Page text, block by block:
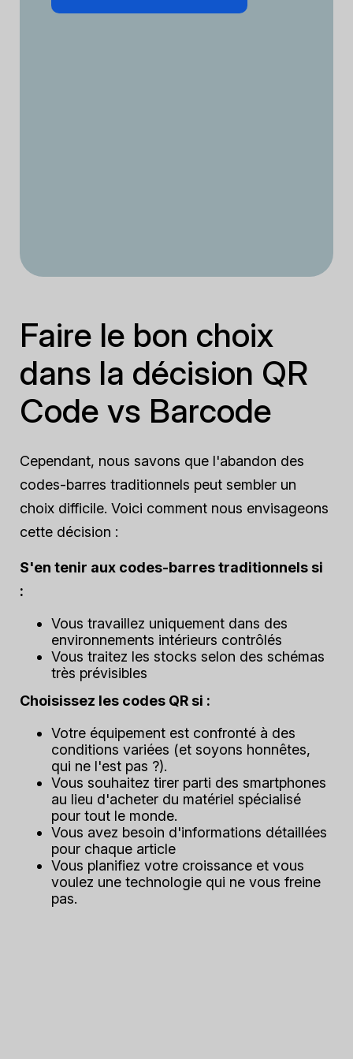
Faire le bon choix
dans la décision QR
Code vs Barcode
Cependant, nous savons que l'abandon des
codes-barres traditionnels peut sembler un
choix difficile. Voici comment nous envisageons
cette décision :
S'en tenir aux codes-barres traditionnels si
:
Vous travaillez uniquement dans des
environnements intérieurs contrôlés
Vous traitez les stocks selon des schémas
très prévisibles
Choisissez les codes QR si :
Votre équipement est confronté à des
conditions variées (et soyons honnêtes,
qui ne l'est pas ?).
Vous souhaitez tirer parti des smartphones
au lieu d'acheter du matériel spécialisé
pour tout le monde.
Vous avez besoin d'informations détaillées
pour chaque article
Vous planifiez votre croissance et vous
voulez une technologie qui ne vous freine
pas.